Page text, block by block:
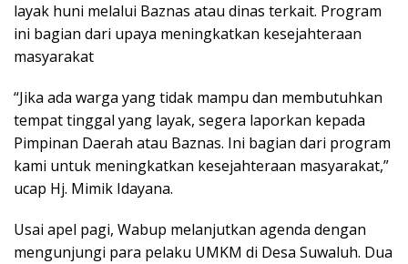
layak huni melalui Baznas atau dinas terkait. Program
ini bagian dari upaya meningkatkan kesejahteraan
masyarakat
“Jika ada warga yang tidak mampu dan membutuhkan
tempat tinggal yang layak, segera laporkan kepada
Pimpinan Daerah atau Baznas. Ini bagian dari program
kami untuk meningkatkan kesejahteraan masyarakat,”
ucap Hj. Mimik Idayana.
Usai apel pagi, Wabup melanjutkan agenda dengan
mengunjungi para pelaku UMKM di Desa Suwaluh. Dua